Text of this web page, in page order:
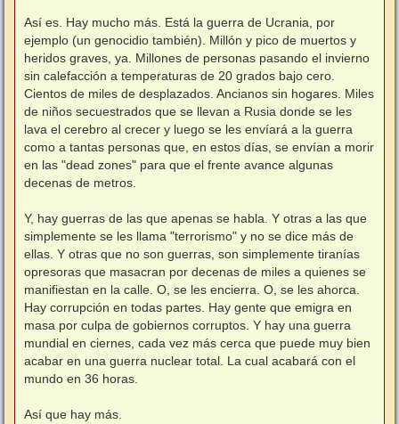
Así es. Hay mucho más. Está la guerra de Ucrania, por
ejemplo (un genocidio también). Millón y pico de muertos y
heridos graves, ya. Millones de personas pasando el invierno
sin calefacción a temperaturas de 20 grados bajo cero.
Cientos de miles de desplazados. Ancianos sin hogares. Miles
de niños secuestrados que se llevan a Rusia donde se les
lava el cerebro al crecer y luego se les envíará a la guerra
como a tantas personas que, en estos días, se envían a morir
en las "dead zones" para que el frente avance algunas
decenas de metros.
Y, hay guerras de las que apenas se habla. Y otras a las que
simplemente se les llama "terrorismo" y no se dice más de
ellas. Y otras que no son guerras, son simplemente tiranías
opresoras que masacran por decenas de miles a quienes se
manifiestan en la calle. O, se les encierra. O, se les ahorca.
Hay corrupción en todas partes. Hay gente que emigra en
masa por culpa de gobiernos corruptos. Y hay una guerra
mundial en ciernes, cada vez más cerca que puede muy bien
acabar en una guerra nuclear total. La cual acabará con el
mundo en 36 horas.
Así que hay más.